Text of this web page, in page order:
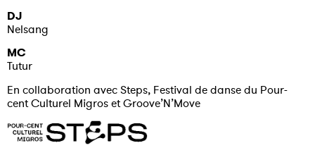
DJ
Nelsang
MC
Tutur
En collaboration avec Steps, Festival de danse du Pour-
cent Culturel Migros et Groove’N’Move